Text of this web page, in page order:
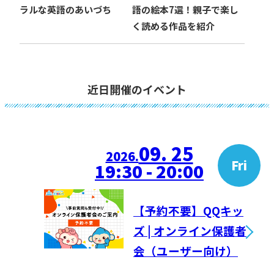
ラルな英語のあいづち
語の絵本7選！親子で楽し
く読める作品を紹介
近日開催のイベント
2026.09. 25 Fri
19:30 - 20:00
【予約不要】QQキッ
ズ | オンライン保護者
会（ユーザー向け）